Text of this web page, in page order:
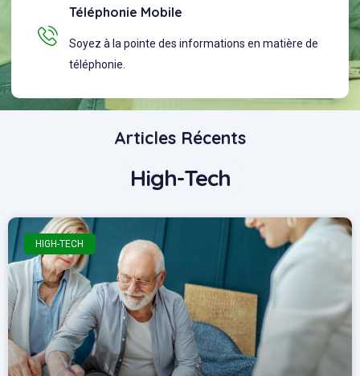
Téléphonie Mobile
Soyez à la pointe des informations en matière de
téléphonie.
Articles Récents
High-Tech
HIGH-TECH